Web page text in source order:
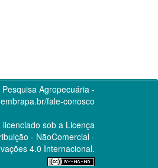
Agropecuária -
fale-conosco
sob a Licença
- NãoComercial -
4.0 Internacional.